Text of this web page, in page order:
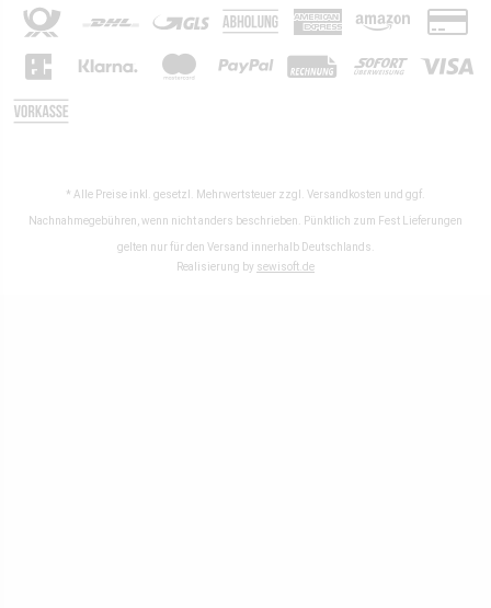
* Alle Preise inkl. gesetzl. Mehrwertsteuer zzgl. Versandkosten und ggf.
Nachnahmegebühren, wenn nicht anders beschrieben. Pünktlich zum Fest Lieferungen
gelten nur für den Versand innerhalb Deutschlands.
Realisierung by sewisoft.de